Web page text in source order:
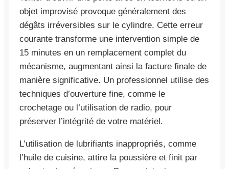
objet improvisé provoque généralement des
dégâts irréversibles sur le cylindre. Cette erreur
courante transforme une intervention simple de
15 minutes en un remplacement complet du
mécanisme, augmentant ainsi la facture finale de
manière significative. Un professionnel utilise des
techniques d’ouverture fine, comme le
crochetage ou l’utilisation de radio, pour
préserver l’intégrité de votre matériel.
L’utilisation de lubrifiants inappropriés, comme
l’huile de cuisine, attire la poussière et finit par